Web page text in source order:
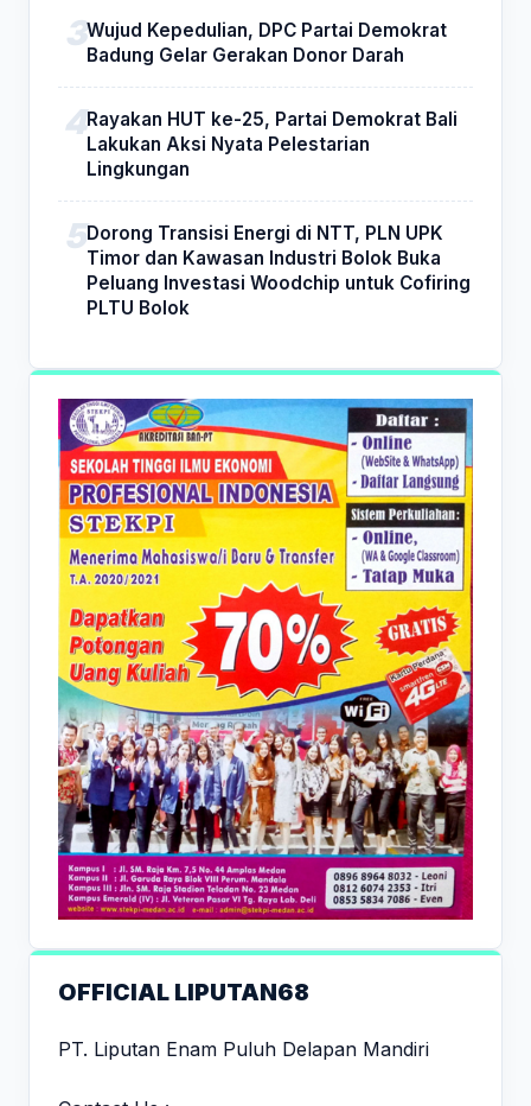
Wujud Kepedulian, DPC Partai Demokrat
Badung Gelar Gerakan Donor Darah
Rayakan HUT ke-25, Partai Demokrat Bali
Lakukan Aksi Nyata Pelestarian
Lingkungan
Dorong Transisi Energi di NTT, PLN UPK
Timor dan Kawasan Industri Bolok Buka
Peluang Investasi Woodchip untuk Cofiring
PLTU Bolok
OFFICIAL LIPUTAN68
PT. Liputan Enam Puluh Delapan Mandiri